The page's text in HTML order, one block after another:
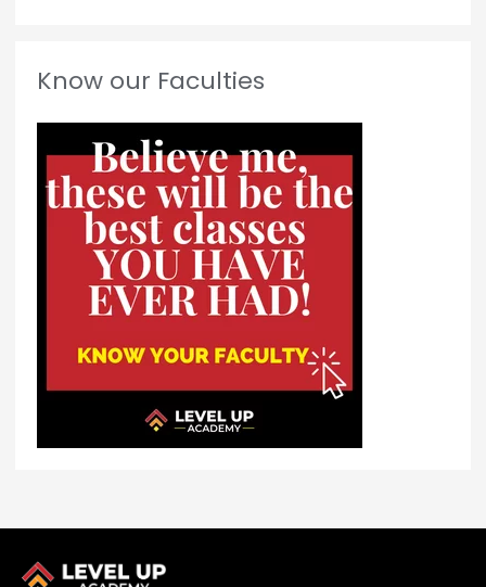
Know our Faculties